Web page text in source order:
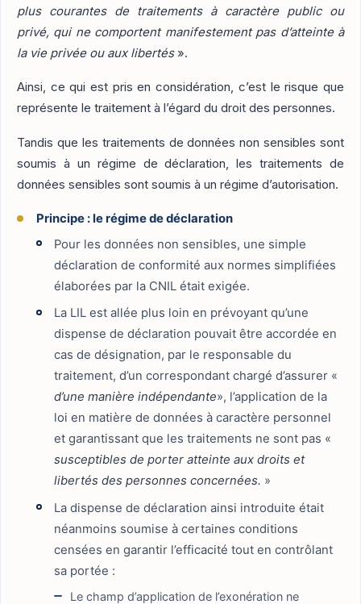
plus courantes de traitements à caractère public ou
privé, qui ne comportent manifestement pas d’atteinte à
la vie privée ou aux libertés».
Ainsi, ce qui est pris en considération, c’est le risque que
représente le traitement à l’égard du droit des personnes.
Tandis que les traitements de données non sensibles sont
soumis à un régime de déclaration, les traitements de
données sensibles sont soumis à un régime d’autorisation.
Principe : le régime de déclaration
Pour les données non sensibles, une simple
déclaration de conformité aux normes simplifiées
élaborées par la CNIL était exigée.
La LIL est allée plus loin en prévoyant qu’une
dispense de déclaration pouvait être accordée en
cas de désignation, par le responsable du
traitement, d’un correspondant chargé d’assurer «
d’une manière indépendante», l’application de la
loi en matière de données à caractère personnel
et garantissant que les traitements ne sont pas «
susceptibles de porter atteinte aux droits et
libertés des personnes concernées. »
La dispense de déclaration ainsi introduite était
néanmoins soumise à certaines conditions
censées en garantir l’efficacité tout en contrôlant
sa portée :
Le champ d’application de l’exonération ne